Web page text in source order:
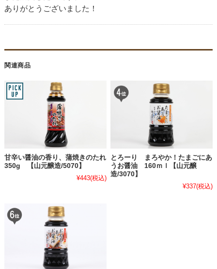
ありがとうございました！
関連商品
甘辛い醤油の香り、蒲焼きのたれ
350g 【山元醸造/5070】
¥443(税込)
とろーり まろやか！たまごにあ
うお醤油 160ｍｌ【山元醸
造/3070】
¥337(税込)